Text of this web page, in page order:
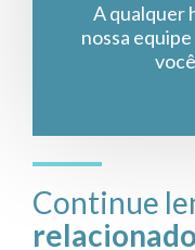
A qualquer
nossa
Continue